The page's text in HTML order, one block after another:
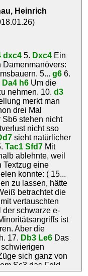
Heinrich
dxc4 5. Dxc4 Ein
5...g6 6.
Da4 h6 Um die
nehmen. 10.d3
merkt man
drei Mal
Sb6 stehen nicht
nicht sso
sieht natürlicher
Tac1 Sfd7 Mit
ablehnte, weil
Textzug eine
konnte: ( 15...
zu lassen, hätte
betrachtet die
vertauschten
der schwarze e-
ist
Aber die
17. Db3 Le6 Das
schwierigen
sich ganz von
Sc3 das Feld
19.